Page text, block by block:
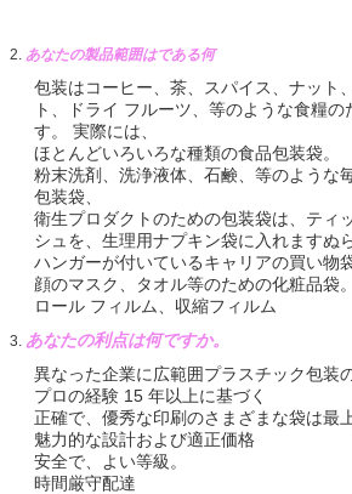
2. あなたの製品範囲はである何
包装はコーヒー、茶、スパイス、ナット
ト、ドライ フルーツ、等のような食糧の
す。 実際には、
ほとんどいろいろな種類の食品包装袋。
粉末洗剤、洗浄液体、石鹸、等のような
包装袋、
衛生プロダクトのための包装袋は、ティ
シュを、生理用ナプキン袋に入れますぬ
ハンガーが付いているキャリアの買い物
顔のマスク、タオル等のための化粧品袋。
ロール フィルム、収縮フィルム
3. あなたの利点は何ですか。
異なった企業に広範囲プラスチック包装
プロの経験 15 年以上に基づく
正確で、優秀な印刷のさまざまな袋は最
魅力的な設計および適正価格
安全で、よい等級。
時間厳守配達